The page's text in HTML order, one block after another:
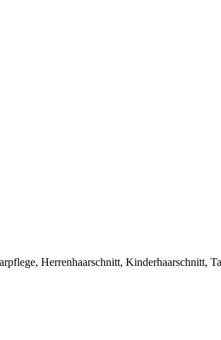
Herrenhaarschnitt, Kinderhaarschnitt,